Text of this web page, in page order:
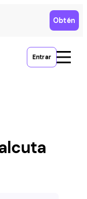
Obtén
Entrar